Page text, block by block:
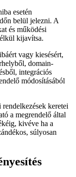
esetén
belül jelezni. A
és működési
kijavítsa.
vagy kiesésért,
domain-
integrációs
módosításából
keretei
a megrendelő által
kivéve ha a
súlyosan